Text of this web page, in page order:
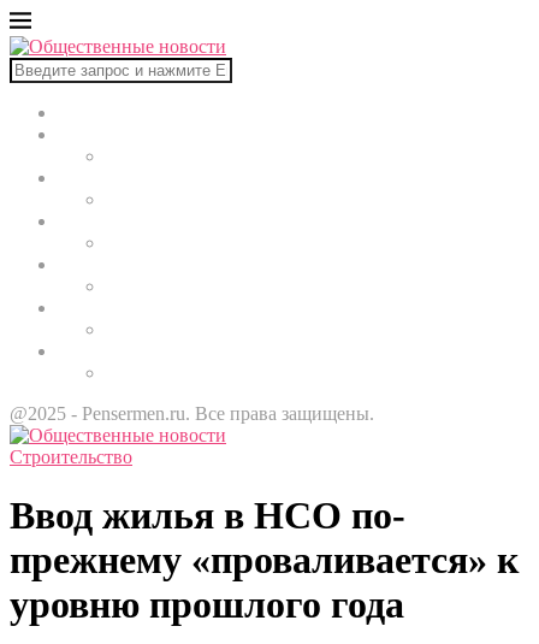
@2025 - Pensermen.ru. Все права защищены.
Строительство
Ввод жилья в НСО по-
прежнему «проваливается» к
уровню прошлого года